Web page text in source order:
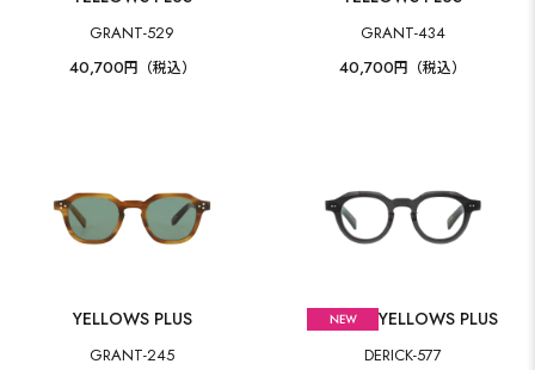
GRANT-529
40,700円（税込）
GRANT-434
40,700円（税込）
YELLOWS PLUS
GRANT-245
YELLOWS PLUS
DERICK-577